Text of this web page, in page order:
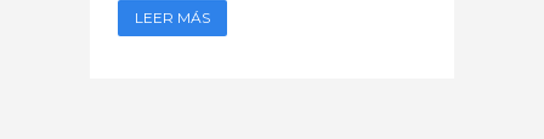
LEER MÁS